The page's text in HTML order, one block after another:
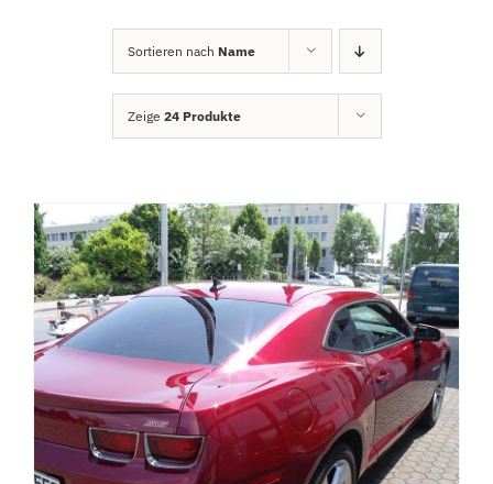
Sortieren nach Name
Zeige 24 Produkte